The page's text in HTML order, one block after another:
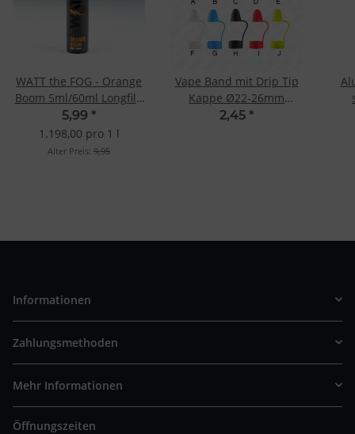
WATT the FOG - Orange
Boom 5ml/60ml Longfill-
Aroma
5,99 *
1.198,00 pro 1 l
Alter Preis: 9,95
Vape Band mit Drip Tip
Kappe Ø22-26mm
Schwarz
2,45 *
Informationen
Zahlungsmethoden
Mehr Informationen
Öffnungszeiten